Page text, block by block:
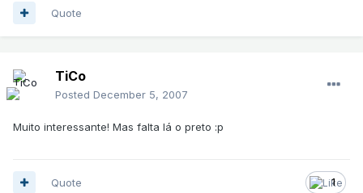
Quote
TiCo
Posted December 5, 2007
Muito interessante! Mas falta lá o preto :p
1
Quote